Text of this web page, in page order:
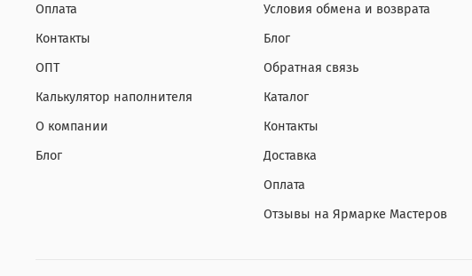
Оплата
Контакты
ОПТ
Калькулятор наполнителя
О компании
Блог
Условия обмена и возврата
Блог
Обратная связь
Каталог
Контакты
Доставка
Оплата
Отзывы на Ярмарке Мастеров